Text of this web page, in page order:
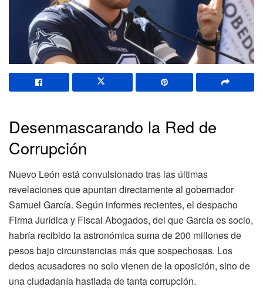
Desenmascarando la Red de
Corrupción
Nuevo León está convulsionado tras las últimas
revelaciones que apuntan directamente al gobernador
Samuel García. Según informes recientes, el despacho
Firma Jurídica y Fiscal Abogados, del que García es socio,
habría recibido la astronómica suma de 200 millones de
pesos bajo circunstancias más que sospechosas. Los
dedos acusadores no solo vienen de la oposición, sino de
una ciudadanía hastiada de tanta corrupción.